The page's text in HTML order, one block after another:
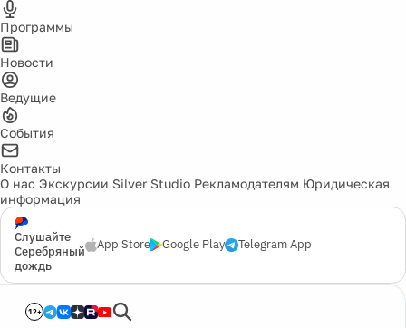
Программы
Новости
Ведущие
События
Контакты
О нас Экскурсии Silver Studio Рекламодателям Юридическая
информация
Слушайте
Серебряный
дождь
App Store Google Play Telegram App
12+